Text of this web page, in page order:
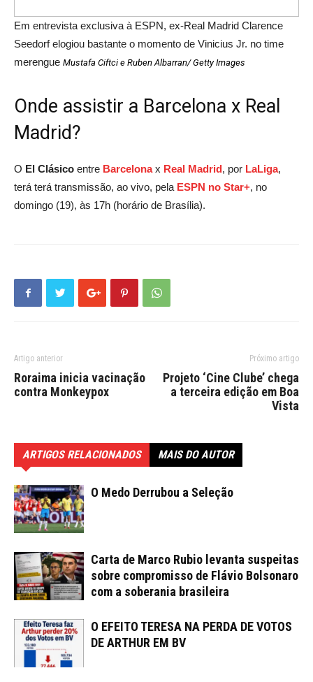
Em entrevista exclusiva à ESPN, ex-Real Madrid Clarence
Seedorf elogiou bastante o momento de Vinicius Jr. no time
merengue Mustafa Ciftci e Ruben Albarran/ Getty Images
Onde assistir a Barcelona x Real
Madrid?
O El Clásico entre Barcelonax Real Madrid, por LaLiga,
terá terá transmissão, ao vivo, pela ESPN no Star+, no
domingo (19), às 17h (horário de Brasília).
Artigo anterior
Roraima inicia vacinação
contra Monkeypox
Próximo artigo
Projeto ‘Cine Clube’ chega
a terceira edição em Boa
Vista
ARTIGOS RELACIONADOS MAIS DO AUTOR
O Medo Derrubou a Seleção
Carta de Marco Rubio levanta suspeitas
sobre compromisso de Flávio Bolsonaro
com a soberania brasileira
O EFEITO TERESA NA PERDA DE VOTOS
DE ARTHUR EM BV